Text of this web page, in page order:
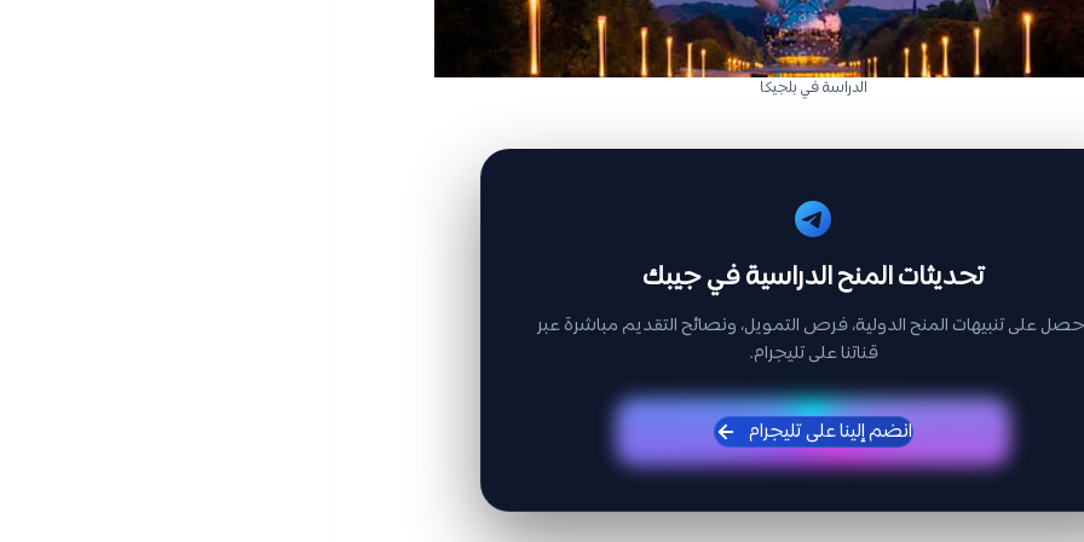
الدراسة في بلجيكا
تحديثات المنح الدراسية في جيبك
على تنبيهات المنح الدولية، فرص التمويل، ونصائح التقديم مباشرة عبر
قناتنا على تليجرام.
انضم إلينا على تليجرام